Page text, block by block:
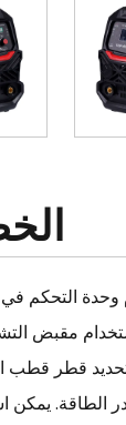
الطاقة. يمكن